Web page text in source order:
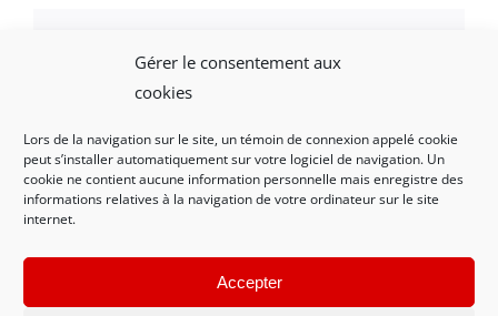
Gérer le consentement aux
cookies
Lors de la navigation sur le site, un témoin de connexion appelé cookie
peut s’installer automatiquement sur votre logiciel de navigation. Un
cookie ne contient aucune information personnelle mais enregistre des
informations relatives à la navigation de votre ordinateur sur le site
internet.
Accepter
Facebook
X LinkedInWhatsApp
Email
Mentions légales et politique de confidentialité
Nous contacter